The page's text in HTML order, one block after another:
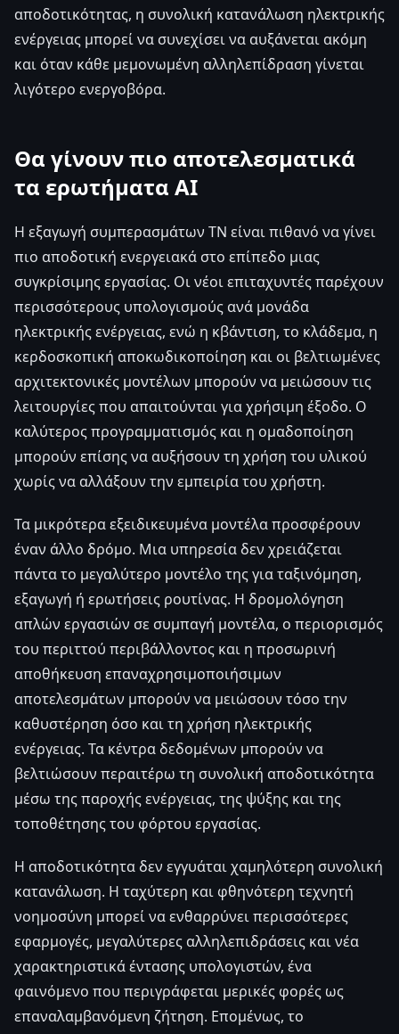
αποδοτικότητας, η συνολική κατανάλωση ηλεκτρικής
ενέργειας μπορεί να συνεχίσει να αυξάνεται ακόμη
και όταν κάθε μεμονωμένη αλληλεπίδραση γίνεται
λιγότερο ενεργοβόρα.
Θα γίνουν πιο αποτελεσματικά
τα ερωτήματα AI
Η εξαγωγή συμπερασμάτων ΤΝ είναι πιθανό να γίνει
πιο αποδοτική ενεργειακά στο επίπεδο μιας
συγκρίσιμης εργασίας. Οι νέοι επιταχυντές παρέχουν
περισσότερους υπολογισμούς ανά μονάδα
ηλεκτρικής ενέργειας, ενώ η κβάντιση, το κλάδεμα, η
κερδοσκοπική αποκωδικοποίηση και οι βελτιωμένες
αρχιτεκτονικές μοντέλων μπορούν να μειώσουν τις
λειτουργίες που απαιτούνται για χρήσιμη έξοδο. Ο
καλύτερος προγραμματισμός και η ομαδοποίηση
μπορούν επίσης να αυξήσουν τη χρήση του υλικού
χωρίς να αλλάξουν την εμπειρία του χρήστη.
Τα μικρότερα εξειδικευμένα μοντέλα προσφέρουν
έναν άλλο δρόμο. Μια υπηρεσία δεν χρειάζεται
πάντα το μεγαλύτερο μοντέλο της για ταξινόμηση,
εξαγωγή ή ερωτήσεις ρουτίνας. Η δρομολόγηση
απλών εργασιών σε συμπαγή μοντέλα, ο περιορισμός
του περιττού περιβάλλοντος και η προσωρινή
αποθήκευση επαναχρησιμοποιήσιμων
αποτελεσμάτων μπορούν να μειώσουν τόσο την
καθυστέρηση όσο και τη χρήση ηλεκτρικής
ενέργειας. Τα κέντρα δεδομένων μπορούν να
βελτιώσουν περαιτέρω τη συνολική αποδοτικότητα
μέσω της παροχής ενέργειας, της ψύξης και της
τοποθέτησης του φόρτου εργασίας.
Η αποδοτικότητα δεν εγγυάται χαμηλότερη συνολική
κατανάλωση. Η ταχύτερη και φθηνότερη τεχνητή
νοημοσύνη μπορεί να ενθαρρύνει περισσότερες
εφαρμογές, μεγαλύτερες αλληλεπιδράσεις και νέα
χαρακτηριστικά έντασης υπολογιστών, ένα
φαινόμενο που περιγράφεται μερικές φορές ως
επαναλαμβανόμενη ζήτηση. Επομένως, το